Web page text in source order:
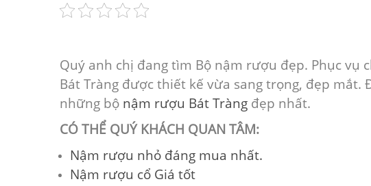
Quý anh chị đang tìm Bộ nậm rượu đẹp. Phục vụ
Bát Tràng được thiết kế vừa sang trọng, đẹp
những bộ nậm rượu Bát Tràng đẹp nhất.
CÓ THỂ QUÝ KHÁCH QUAN TÂM:
Nậm rượu nhỏ đáng mua nhất.
Nậm rượu cổ Giá tốt